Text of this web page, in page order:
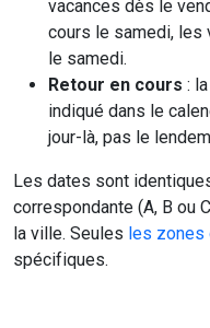
vacances dès le
cours le samedi,
le samedi.
Retour en cours :
indiqué dans le
jour-là, pas le
Les dates sont
correspondante (A, B ou
la ville. Seules les
spécifiques.